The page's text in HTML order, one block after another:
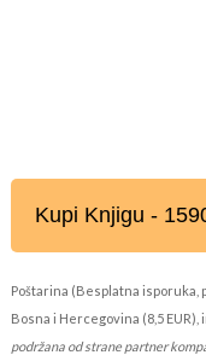
Kupi Knjigu -
Poštarina (Besplatna isporuka,
Bosna i Hercegovina (8,5 EUR),
podržana od strane partner